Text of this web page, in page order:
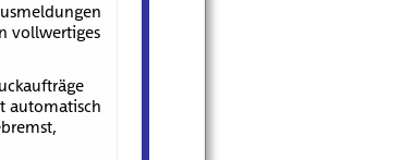
vollwertiges
automatisch